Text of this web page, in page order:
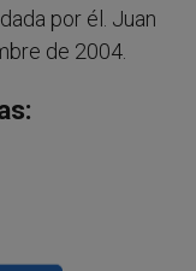
por él. Juan
de 2004.